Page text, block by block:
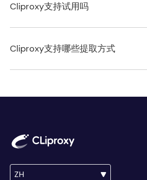
Cliproxy支持试用吗
Cliproxy支持哪些提取方式
ZH